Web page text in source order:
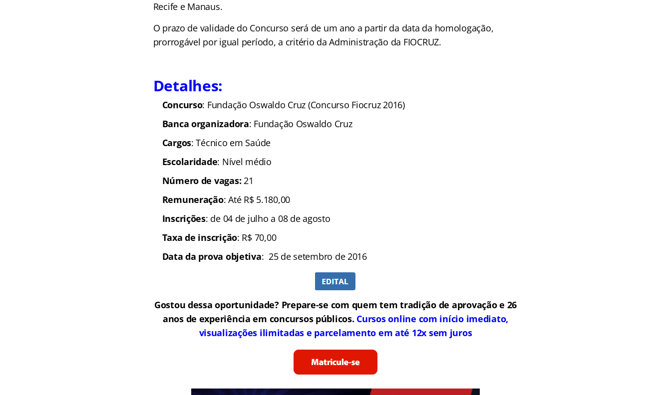
Recife e Manaus.
O prazo de validade do Concurso será de um ano a partir da data da homologação,
prorrogável por igual período, a critério da Administração da FIOCRUZ.
Detalhes:
Concurso: Fundação Oswaldo Cruz (Concurso Fiocruz 2016)
Banca organizadora: Fundação Oswaldo Cruz
Cargos: Técnico em Saúde
Escolaridade: Nível médio
Número de vagas:21
Remuneração: Até R$ 5.180,00
Inscrições: de 04 de julho a 08 de agosto
Taxa de inscrição: R$ 70,00
Data da prova objetiva: 25 de setembro de 2016
Gostou dessa oportunidade? Prepare-se com quem tem tradição de aprovação e 26
anos de experiência em concursos públicos. Cursos online com início imediato,
visualizações ilimitadas e parcelamento em até 12x sem juros